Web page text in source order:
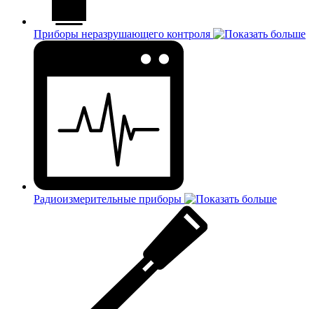
Приборы неразрушающего контроля
Радиоизмерительные приборы